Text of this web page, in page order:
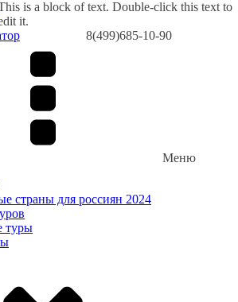
is a block of text. Double-click this text to
it.
8(499)685-10-90
Меню
страны для россиян 2024
туры